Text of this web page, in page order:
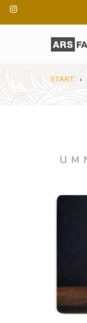
Direkt
zum
Inhalt
Instagram
START ›